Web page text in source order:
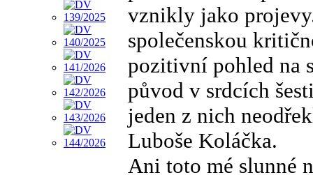
vznikly jako
společenskou
pozitivní pohled na
původ v srdcích
jeden z nich
Luboše Koláčka.
Ani toto mé slunné